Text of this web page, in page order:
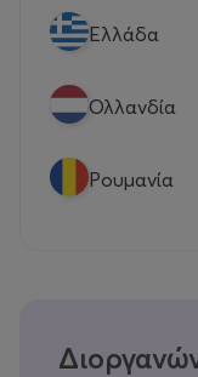
Eλλάδα
Ολλανδία
Ρουμανία